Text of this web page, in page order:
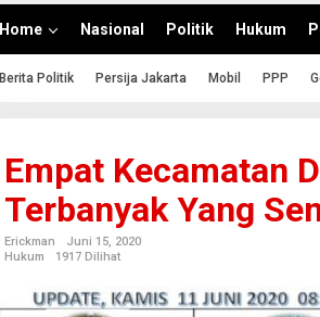
Home Nasional Politik Hukum
Berita Politik Persija Jakarta Mobil PPP
Empat Kecamatan
Terbanyak Yang
Erickman
Juni 15, 2020
Hukum
1917 Dilihat